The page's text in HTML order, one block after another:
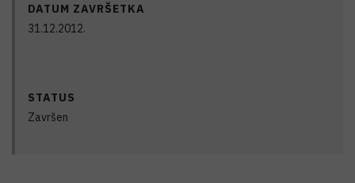
DATUM ZAVRŠETKA
31.12.2012.
STATUS
Završen